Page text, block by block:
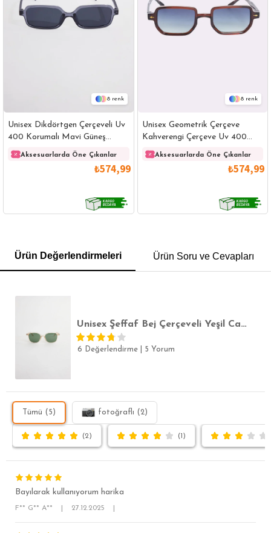
8
Unisex Dikdörtgen Çerçeveli Uv
400 Korumalı Mavi Güneş
Gözlüğü
Aksesuarlarda Öne Çıkanlar
₺574,99
8
Unisex Geometrik Çerçeve
Kahverengi Çerçeve Uv 400
Korumalı Güneş Gözlüğü
Aksesuarlarda Öne Çıkanlar
₺574,99
POLO YAKA T-SHIRT KEMER BOXER
Ürün Değerlendirmeleri Ürün Soru ve Cevapları
Unisex Şeffaf Bej Çerçeveli Yeşil Camlı Güneş Gözlüğü
6 Değerlendirme 5 Yorum
Tümü (5) fotoğraflı (2)
(2) (1)
Bayılarak kullanıyorum harika
F** G** A** 27.12.2025